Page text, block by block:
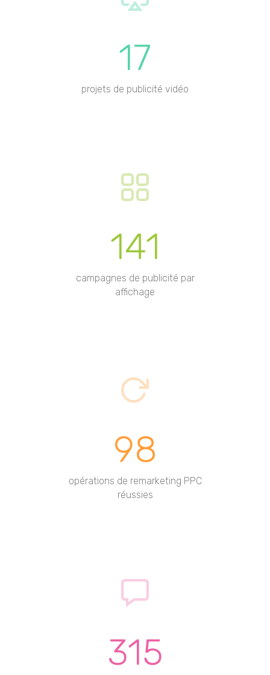
17
projets de publicité vidéo
141
campagnes de publicité par
affichage
98
opérations de remarketing PPC
réussies
315